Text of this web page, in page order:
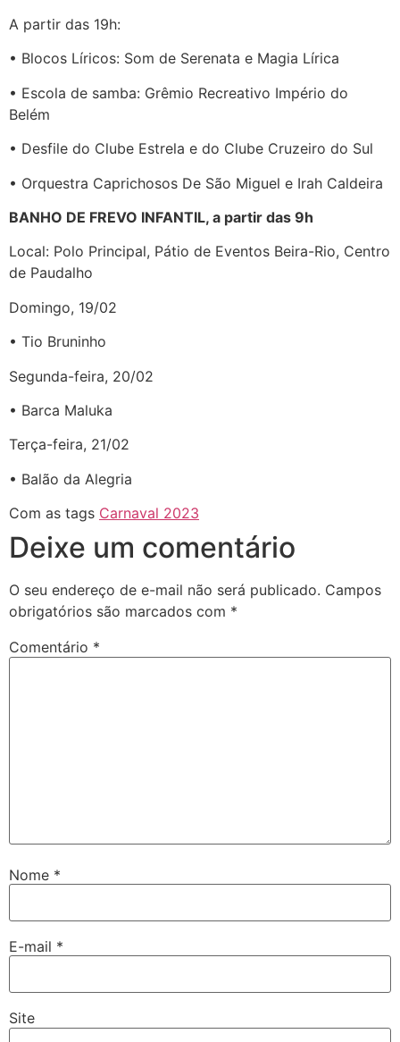
A partir das 19h:
• Blocos Líricos: Som de Serenata e Magia Lírica
• Escola de samba: Grêmio Recreativo Império do
Belém
• Desfile do Clube Estrela e do Clube Cruzeiro do Sul
• Orquestra Caprichosos De São Miguel e Irah Caldeira
BANHO DE FREVO INFANTIL, a partir das 9h
Local: Polo Principal, Pátio de Eventos Beira-Rio, Centro
de Paudalho
Domingo, 19/02
• Tio Bruninho
Segunda-feira, 20/02
• Barca Maluka
Terça-feira, 21/02
• Balão da Alegria
Com as tags Carnaval 2023
Deixe um comentário
O seu endereço de e-mail não será publicado. Campos
obrigatórios são marcados com *
Comentário *
Nome *
E-mail *
Site